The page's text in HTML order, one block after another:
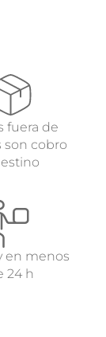
fuera de
son cobro
en menos
24 h